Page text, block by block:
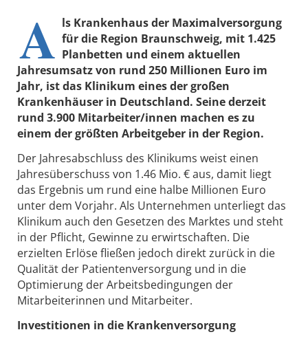
A ls Krankenhaus der Maximalversorgung
für die Region Braunschweig, mit 1.425
Planbetten und einem aktuellen
Jahresumsatz von rund 250 Millionen Euro im
Jahr, ist das Klinikum eines der großen
Krankenhäuser in Deutschland. Seine derzeit
rund 3.900 Mitarbeiter/innen machen es zu
einem der größten Arbeitgeber in der Region.
Der Jahresabschluss des Klinikums weist einen
Jahresüberschuss von 1.46 Mio. € aus, damit liegt
das Ergebnis um rund eine halbe Millionen Euro
unter dem Vorjahr. Als Unternehmen unterliegt das
Klinikum auch den Gesetzen des Marktes und steht
in der Pflicht, Gewinne zu erwirtschaften. Die
erzielten Erlöse fließen jedoch direkt zurück in die
Qualität der Patientenversorgung und in die
Optimierung der Arbeitsbedingungen der
Mitarbeiterinnen und Mitarbeiter.
Investitionen in die Krankenversorgung